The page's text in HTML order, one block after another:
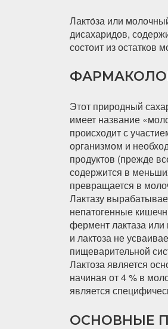
Лакто́за или
дисахаридов,
состоит из остатков
Этот природный
имеет название
происходит с
организмом и
продуктов (прежде
содержится в
превращается в
Лактазу
непатогенные
фермент лактаза или
и лактоза не
пищеварительной
Лактоза является
начиная от 4 % в
является
ОСНОВНЫЕ